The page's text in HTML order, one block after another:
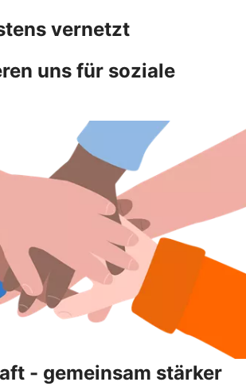
vernetzt
uns für soziale
- gemeinsam stärker